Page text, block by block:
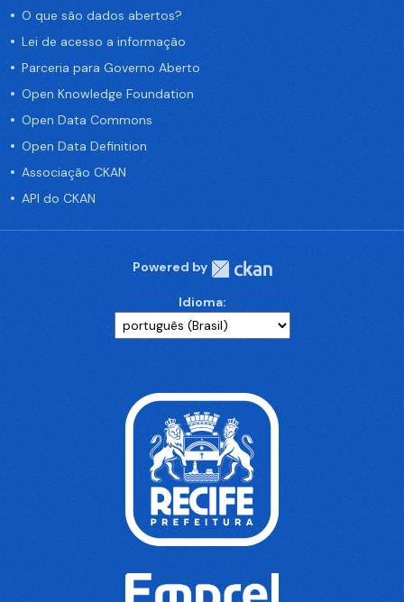
O que são dados abertos?
Lei de acesso a informação
Parceria para Governo Aberto
Open Knowledge Foundation
Open Data Commons
Open Data Definition
Associação CKAN
API do CKAN
Powered by
Idioma